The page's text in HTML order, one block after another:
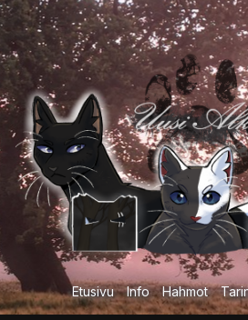
Siirry
sisältöön
Etusivu Info Hahmot